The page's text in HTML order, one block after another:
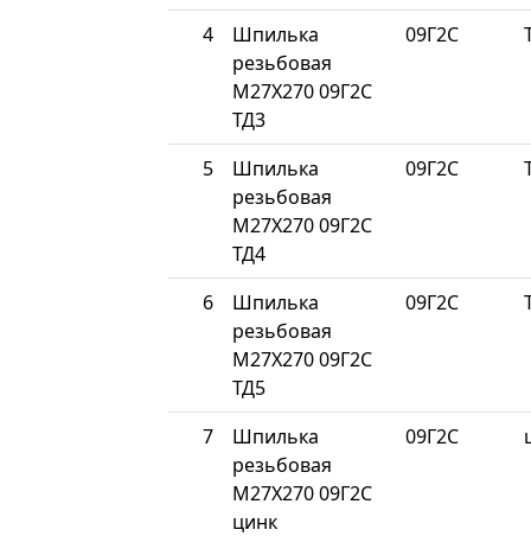
4
Шпилька
резьбовая
М27Х270 09Г2С
ТД3
09Г2С
5
Шпилька
резьбовая
М27Х270 09Г2С
ТД4
09Г2С
6
Шпилька
резьбовая
М27Х270 09Г2С
ТД5
09Г2С
7
Шпилька
резьбовая
М27Х270 09Г2С
цинк
09Г2С